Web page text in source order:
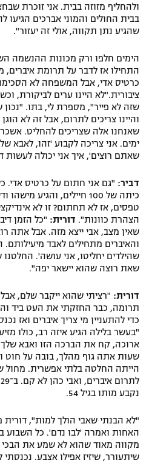
ולהחליף מזוזה בבית. אני זוכרת
בבית החולים והמוני אברכים הגיעו
שהגיע נתן תקווה, אולי זה יעזור".
הימים חלפו ורק מכונות ההנשמה
התחילו אז לדבר על תרומת
כרטיס אדי, אבל המשפחה לא
ציבורית."לא היינו ערים לביקורת,
שזה לא פייר", מספרת לי, בתו.
והיינו צריכים לתרום, אבל זה לא
שאנחנו אלה שצריכים להחליט.
ימים. אני צריכה לקבוע 'זהו, לאבא
שאתם רוצים', איך אני יכולה לעשות
דביר: "גם אני חתום על כרטיס אדי.
כיתה של 100 חיילים, והגיע
טפסים, אז לא תחתום? זו לא
הצהרת כוונות". דורית: "כל הזמן
שאין מצב, אבי ייצא מזה. אבל אתה
והאיברים מתחילים לאבד
שהילדים יחליטו, אני עושה'.
שאת רוצה שהוא יישאר יפה".
דורית: "רציתי שהוא ייקבר שלם,
תרומה, כבר החזקתי את העט ביד
כדי להתעניין מי צריך איברים ואז
"בעשר בלילה הגיע איזה רב, כולו
ארוכה, קח את הברכה הזו ואבא
שעות אתה גוף מהלך, בובה על חוט
הייתה החלטה בלתי אפשרית.
נקבע מותו בגיל 54.
"לא הבנתי שאבי הולך למות",
האחות ואמרה 'לבו נדם'. כל השבוע
מקווה מאוד שהוא לא שמע את הבכי
שיתעורר, שיזיז אפילו אצבע.